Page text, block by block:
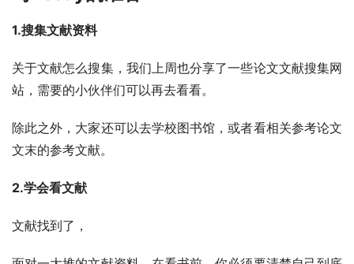
1.搜集文献资料
关于文献怎么搜集，我们上周也分享了一些论文文献搜集网
站，需要的小伙伴们可以再去看看。
除此之外，大家还可以去学校图书馆，或者看相关参考论文
文末的参考文献。
2.学会看文献
文献找到了，